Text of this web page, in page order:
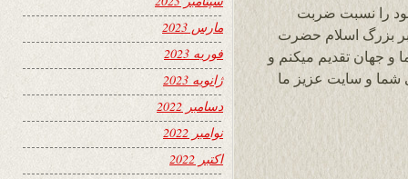
را نسبت ضربت
بزرگ اسلام حضرت
و جهان تقدیم میکنم و
شما و سایت عزیز ما
مارس 2023
فوریه 2023
ژانویه 2023
دسامبر 2022
نوامبر 2022
اکتبر 2022